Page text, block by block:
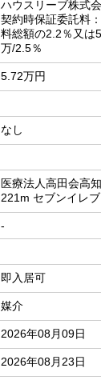
ハウスリーブ株式
契約時保証委託料
料総額の2.2％又
万/2.5％
5.72万円
なし
医療法人高田会高
221m セブンイレ
-
即入居可
媒介
2026年08月09日
2026年08月23日